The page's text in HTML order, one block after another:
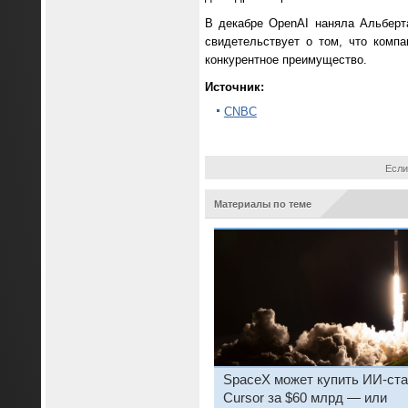
В декабре OpenAI наняла
свидетельствует о том, что
конкурентное преимущество.
Источник:
CNBC
Материалы по теме
SpaceX может купить ИИ-
Cursor за $60 млрд — или